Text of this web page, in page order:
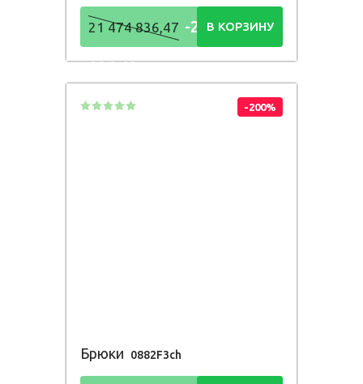
21 474 836,47 -21 474
836,48Р
В КОРЗИНУ
-200%
Брюки 0882F3ch